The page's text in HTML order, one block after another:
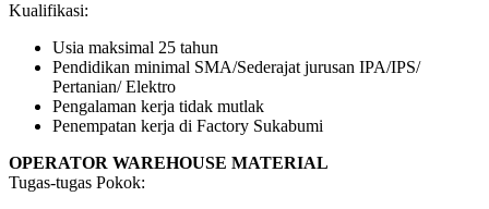
Kualifikasi:
Usia maksimal 25 tahun
Pendidikan minimal SMA/Sederajat jurusan IPA/IPS/
Pertanian/ Elektro
Pengalaman kerja tidak mutlak
Penempatan kerja di Factory Sukabumi
OPERATOR WAREHOUSE MATERIAL
Tugas-tugas Pokok: